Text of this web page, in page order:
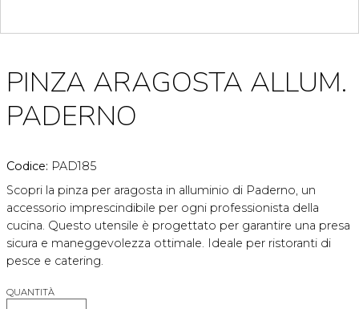
PINZA ARAGOSTA ALLUM.
PADERNO
Codice: PAD185
Scopri la pinza per aragosta in alluminio di Paderno, un
accessorio imprescindibile per ogni professionista della
cucina. Questo utensile è progettato per garantire una presa
sicura e maneggevolezza ottimale. Ideale per ristoranti di
pesce e catering.
QUANTITÀ